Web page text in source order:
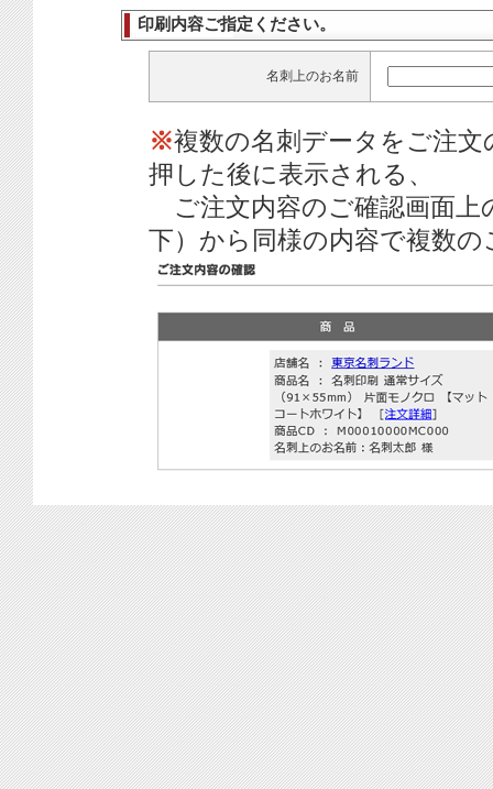
印刷内容ご指定ください。
名刺上のお名前
※複数の名刺データをご注
押した後に表示される、
ご注文内容のご確認画面上
下）から同様の内容で複数